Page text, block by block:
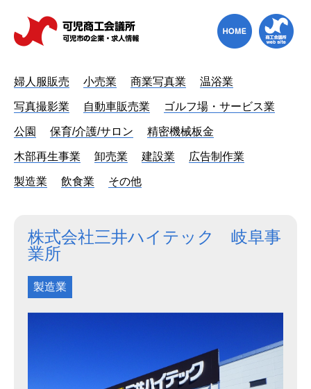
婦人服販売 小売業 商業写真業 温浴業
写真撮影業 自動車販売業 ゴルフ場・サービス業
公園 保育/介護/サロン 精密機械板金
木部再生事業 卸売業 建設業 広告制作業
製造業 飲食業 その他
株式会社三井ハイテック 岐阜事
業所
製造業